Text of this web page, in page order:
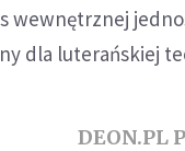
wewnętrznej
dla luterańskiej
DEON.PL